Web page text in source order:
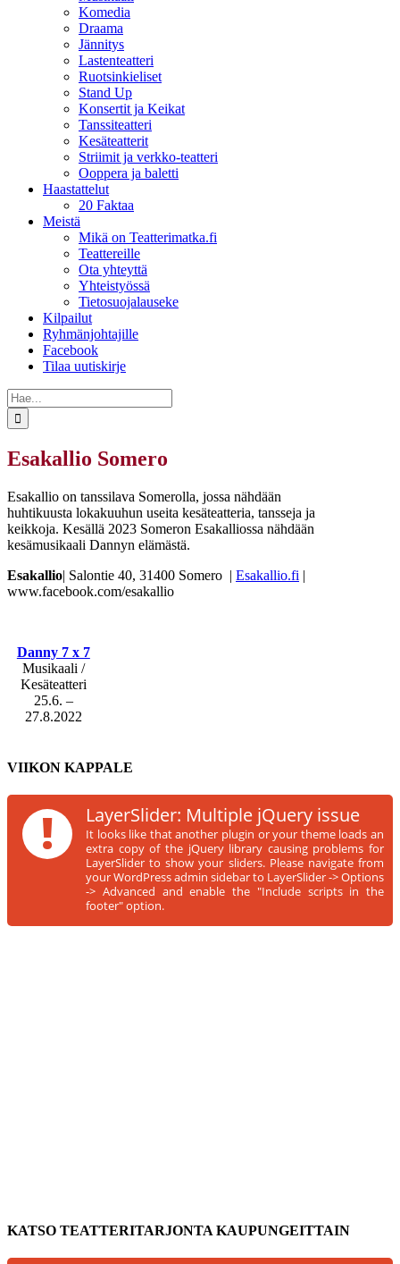
Komedia
Draama
Jännitys
Lastenteatteri
Ruotsinkieliset
Stand Up
Konsertit ja Keikat
Tanssiteatteri
Kesäteatterit
Striimit ja verkko-teatteri
Ooppera ja baletti
Haastattelut
20 Faktaa
Meistä
Mikä on Teatterimatka.fi
Teattereille
Ota yhteyttä
Yhteistyössä
Tietosuojalauseke
Kilpailut
Ryhmänjohtajille
Facebook
Tilaa uutiskirje
Etsi
...
Esakallio Somero
Esakallio on tanssilava Somerolla, jossa nähdään
huhtikuusta lokakuuhun useita kesäteatteria, tansseja ja
keikkoja. Kesällä 2023 Someron Esakalliossa nähdään
kesämusikaali Dannyn elämästä.
Esakallio| Salontie 40, 31400 Somero | Esakallio.fi |
www.facebook.com/esakallio
Danny 7 x 7
Musikaali /
Kesäteatteri
25.6. –
27.8.2022
VIIKON KAPPALE
! LayerSlider: Multiple jQuery issue
It looks like that another plugin or your theme loads an
extra copy of the jQuery library causing problems for
LayerSlider to show your sliders. Please navigate from
your WordPress admin sidebar to LayerSlider -> Options
-> Advanced and enable the "Include scripts in the
footer" option.
KATSO TEATTERITARJONTA KAUPUNGEITTAIN